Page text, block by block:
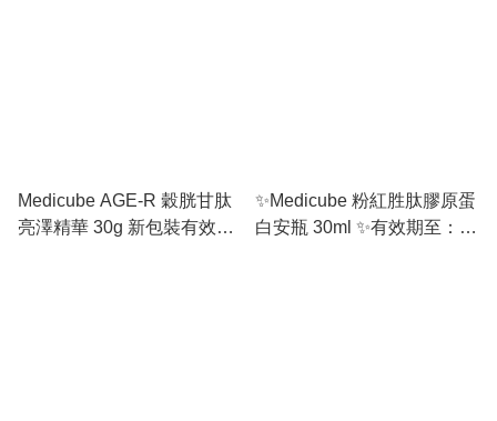
Medicube AGE-R 穀胱甘肽
亮澤精華 30g 新包裝有效期
✨Medicube 粉紅胜肽膠原蛋
白安瓶 30ml ✨有效期至：